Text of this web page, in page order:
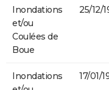
Inondations
et/ou
Coulées de
Boue
25/12/
Inondations
17/01/